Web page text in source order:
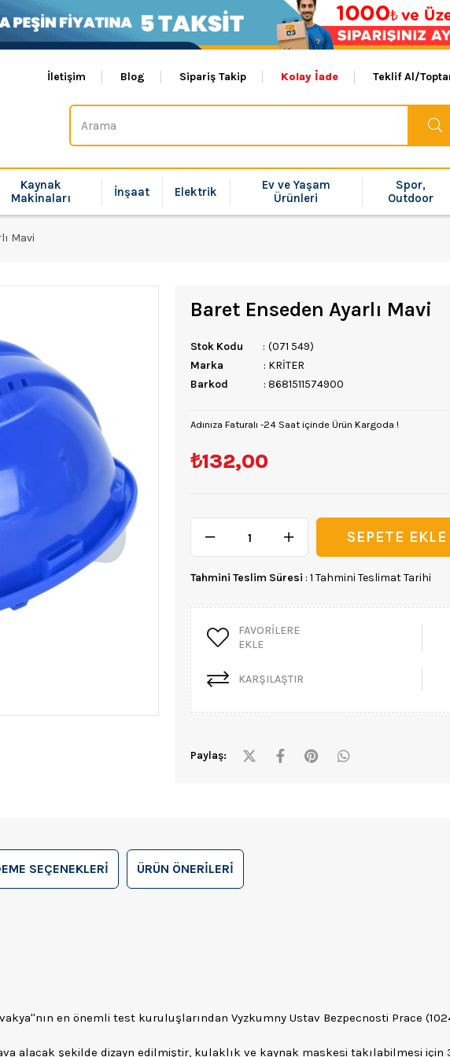
İletişim Blog Sipariş Takip Kolay İade Teklif Al/
Kaynak
Makinaları
İnşaat Elektrik
Ev ve Yaşam
Ürünleri
Spor,
Outdoor
Mavi
Baret Enseden Ayarlı Mavi
Stok Kodu
(071 549)
Marka
: KRİTER
Barkod
: 8681511574900
Adınıza Faturalı -24 Saat içinde Ürün Kargoda !
₺132,00
Tahmini Teslim Süresi : 1 Tahmini Teslimat Tarihi
FAVORILERE
EKLE
KARŞILAŞTIR
Paylaş:
SEÇENEKLERI ÜRÜN ÖNERILERI
en önemli test kuruluşlarından Vyzkumny Ustav Bezpecnosti Prace
alacak şekilde dizayn edilmiştir, kulaklık ve kaynak maskesi takılabilmesi